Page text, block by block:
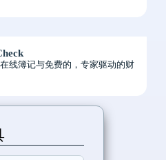
线簿记与免费的，专家驱动的财